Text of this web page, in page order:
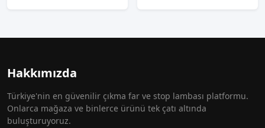
Hakkımızda
Türkiye'nin en güvenilir çıkma far ve stop lambası platformu.
Onlarca mağaza ve binlerce ürünü tek çatı altında
buluşturuyoruz.